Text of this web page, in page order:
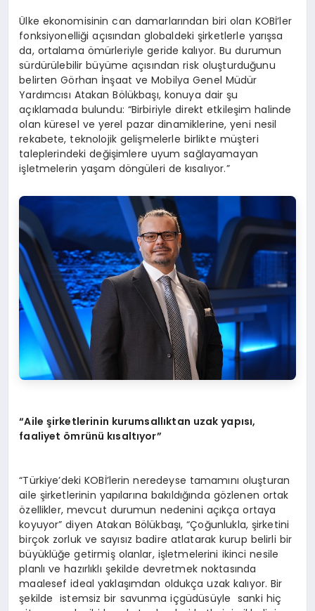
Ülke ekonomisinin can damarlarından biri olan KOBİ’ler
fonksiyonelliği açısından globaldeki şirketlerle yarışsa
da, ortalama ömürleriyle geride kalıyor. Bu durumun
sürdürülebilir büyüme açısından risk oluşturduğunu
belirten Görhan İnşaat ve Mobilya Genel Müdür
Yardımcısı Atakan Bölükbaşı, konuya dair şu
açıklamada bulundu: “Birbiriyle direkt etkileşim halinde
olan küresel ve yerel pazar dinamiklerine, yeni nesil
rekabete, teknolojik gelişmelerle birlikte müşteri
taleplerindeki değişimlere uyum sağlayamayan
işletmelerin yaşam döngüleri de kısalıyor.”
“Aile şirketlerinin kurumsallıktan uzak yapısı,
faaliyet ömrünü kısaltıyor”
“Türkiye’deki KOBİ’lerin neredeyse tamamını oluşturan
aile şirketlerinin yapılarına bakıldığında gözlenen ortak
özellikler, mevcut durumun nedenini açıkça ortaya
koyuyor” diyen Atakan Bölükbaşı, “Çoğunlukla, şirketini
birçok zorluk ve sayısız badire atlatarak kurup belirli bir
büyüklüğe getirmiş olanlar, işletmelerini ikinci nesile
planlı ve hazırlıklı şekilde devretmek noktasında
maalesef ideal yaklaşımdan oldukça uzak kalıyor. Bir
şekilde istemsiz bir savunma içgüdüsüyle sanki hiç